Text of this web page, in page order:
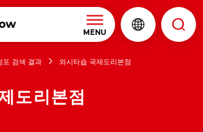
MENU
포 검색 결과 와시타숍 국제도리본점
도리본점